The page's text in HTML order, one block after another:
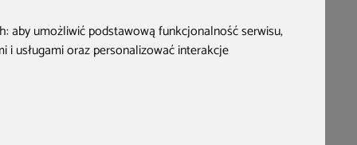
aby umożliwić podstawową funkcjonalność serwisu,
i usługami oraz personalizować interakcje
- o